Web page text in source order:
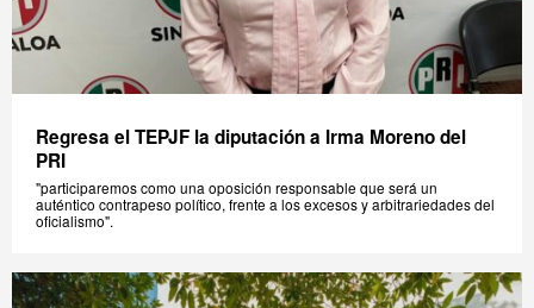
Regresa el TEPJF la diputación a Irma Moreno del
PRI
"participaremos como una oposición responsable que será un
auténtico contrapeso político, frente a los excesos y arbitrariedades del
oficialismo".